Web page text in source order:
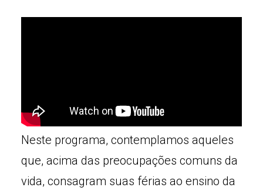
Neste programa, contemplamos aqueles
que, acima das preocupações comuns da
vida, consagram suas férias ao ensino da